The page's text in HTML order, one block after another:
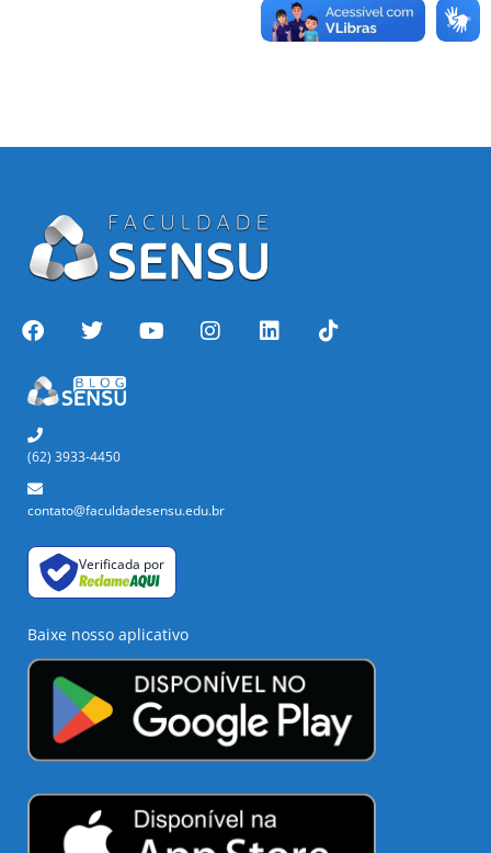
(62) 3933-4450
contato@faculdadesensu.edu.br
Verificada por
Baixe nosso aplicativo